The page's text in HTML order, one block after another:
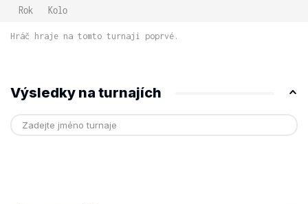
Rok Kolo
Hráč hraje na tomto turnaji poprvé.
Výsledky na turnajích